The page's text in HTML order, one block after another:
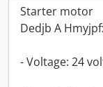
Starter motor
Dedjb A
- Voltage: 24